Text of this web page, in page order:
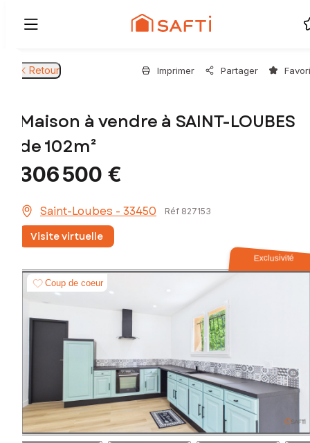
Retour Imprimer Partager
Maison à vendre à SAINT-LOUBES
de 102m²
306 500 €
Saint-Loubes - 33450 Réf 827153
Visite virtuelle
Exclusivité
Coup de coeur